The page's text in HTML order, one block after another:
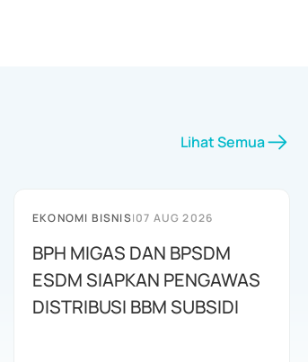
Lihat Semua
EKONOMI BISNIS|07 AUG 2026
BPH MIGAS DAN BPSDM
ESDM SIAPKAN PENGAWAS
DISTRIBUSI BBM SUBSIDI